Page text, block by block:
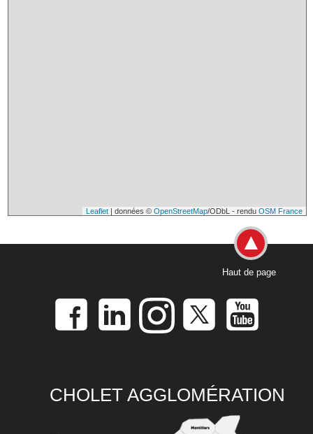
Leaflet| données © OpenStreetMap/ODbL - rendu OSM France
Haut de page
CHOLET AGGLOMÉRATION